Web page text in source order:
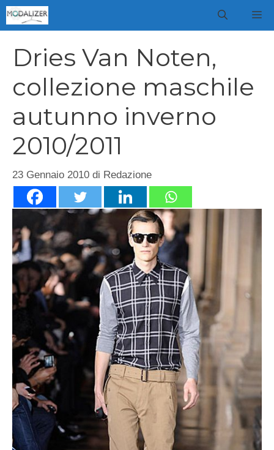
Vai
al
Dries Van Noten,
collezione maschile
autunno inverno
2010/2011
23 Gennaio 2010 di Redazione